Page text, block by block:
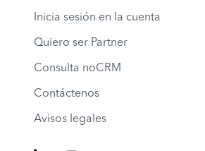
Inicia sesión en la cuenta
Quiero ser Partner
Consulta noCRM
Contáctenos
Avisos legales